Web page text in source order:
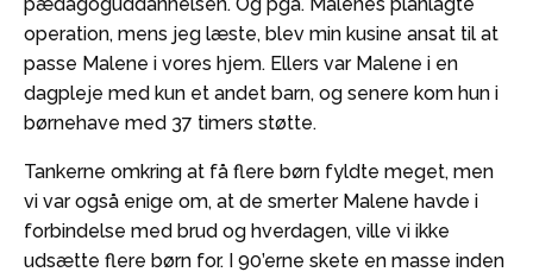
operation, mens jeg læste, blev min kusine ansat til at
passe Malene i vores hjem. Ellers var Malene i en
dagpleje med kun et andet barn, og senere kom hun i
børnehave med 37 timers støtte.
Tankerne omkring at få flere børn fyldte meget, men
vi var også enige om, at de smerter Malene havde i
forbindelse med brud og hverdagen, ville vi ikke
udsætte flere børn for. I 90’erne skete en masse inden